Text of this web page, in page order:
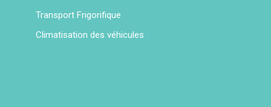
Transport Frigorifique
Climatisation des véhicules